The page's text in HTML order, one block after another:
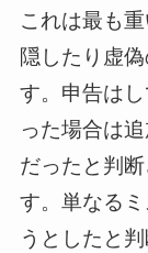
これは最も
隠したり虚
す。申告は
った場合は
だったと判
す。単なる
うとしたと